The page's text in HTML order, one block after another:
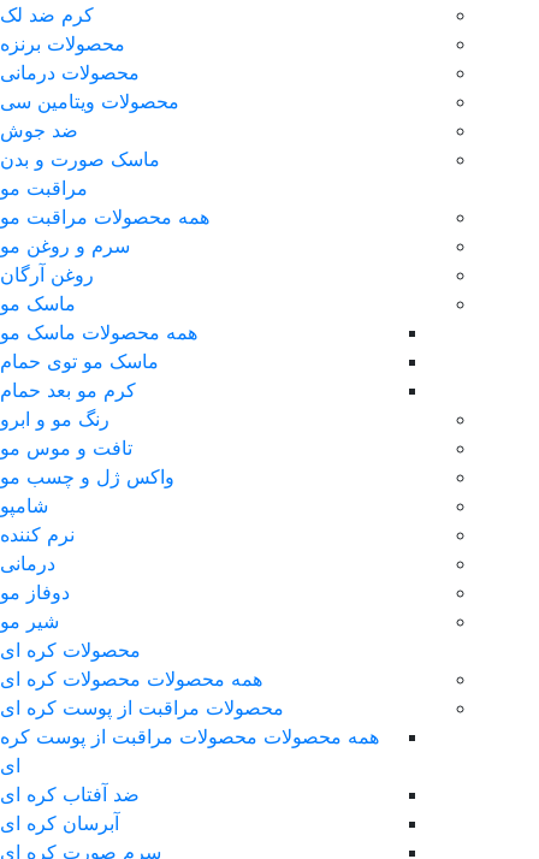
کرم ضد لک
محصولات برنزه
محصولات درمانی
محصولات ویتامین سی
ضد جوش
ماسک صورت و بدن
مراقبت مو
همه محصولات مراقبت مو
سرم و روغن مو
روغن آرگان
ماسک مو
همه محصولات ماسک مو
ماسک مو توی حمام
کرم مو بعد حمام
رنگ مو و ابرو
تافت و موس مو
واکس ژل و چسب مو
شامپو
نرم کننده
درمانی
دوفاز مو
شیر مو
محصولات کره ای
همه محصولات محصولات کره ای
محصولات مراقبت از پوست کره ای
همه محصولات محصولات مراقبت از پوست کره
ای
ضد آفتاب کره ای
آبرسان کره ای
سرم صورت کره ای